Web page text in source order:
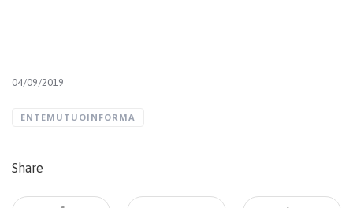
04/09/2019
ENTEMUTUOINFORMA
Share